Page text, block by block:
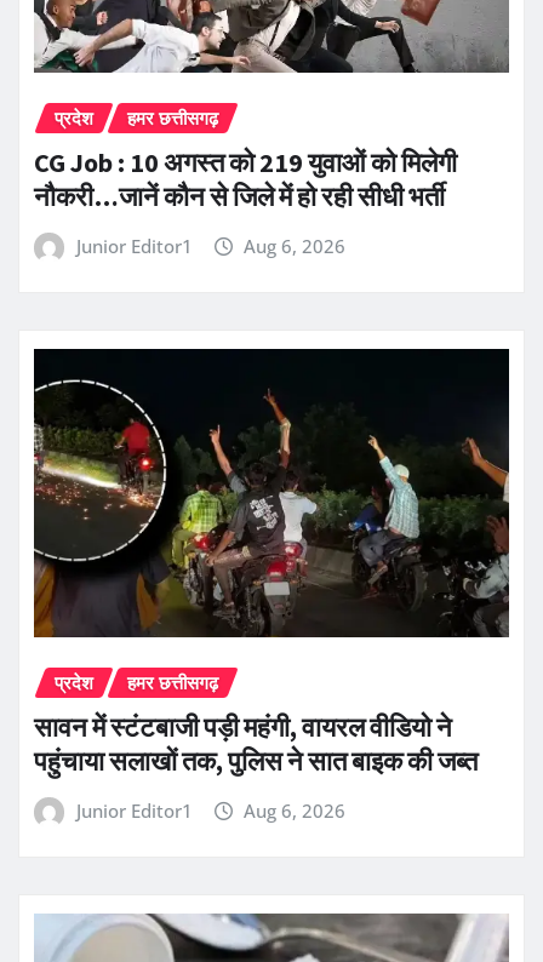
प्रदेश हमर छत्तीसगढ़
CG Job : 10 अगस्त को 219 युवाओं को मिलेगी
नौकरी…जानें कौन से जिले में हो रही सीधी भर्ती
Junior Editor1 Aug 6, 2026
प्रदेश हमर छत्तीसगढ़
सावन में स्टंटबाजी पड़ी महंगी, वायरल वीडियो ने
पहुंचाया सलाखों तक, पुलिस ने सात बाइक की जब्त
Junior Editor1 Aug 6, 2026